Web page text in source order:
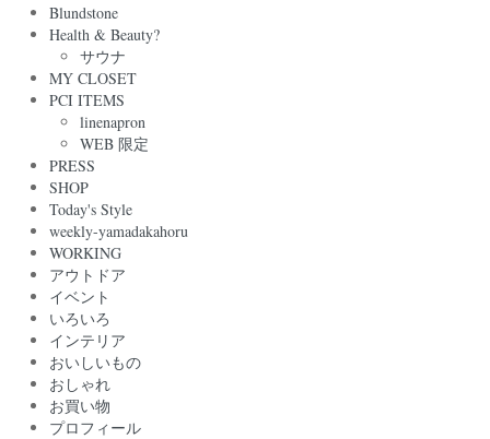
Blundstone
Health & Beauty?
サウナ
MY CLOSET
PCI ITEMS
linenapron
WEB 限定
PRESS
SHOP
Today's Style
weekly-yamadakahoru
WORKING
アウトドア
イベント
いろいろ
インテリア
おいしいもの
おしゃれ
お買い物
プロフィール